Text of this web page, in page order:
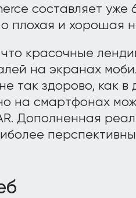
составляет уже
плохая и хорошая
красочные
на экранах
так здорово, как
на смартфонах
Дополненная